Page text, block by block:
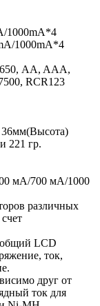
1000mA*4
1000mA*4
AA, AAA,
RCR123
221 гр.
мА/700 мА/1000
различных
общий LCD
ток,
друг от
ток для